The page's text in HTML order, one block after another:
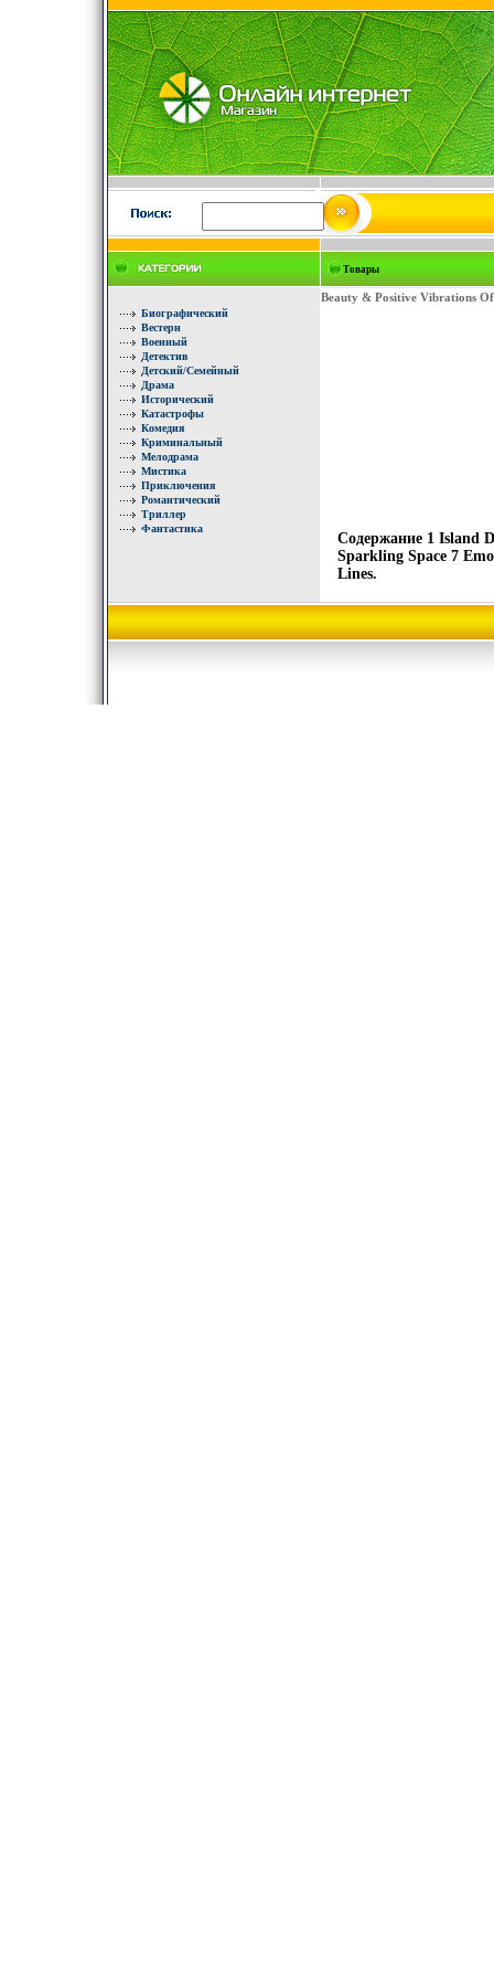
Биографический
Вестерн
Военный
Детектив
Детский/Семейный
Драма
Исторический
Катастрофы
Комедия
Криминальный
Мелодрама
Мистика
Приключения
Романтический
Триллер
Фантастика
Товары
Beauty & Positive Vibrations Of
Содержание 1 Island
Sparkling Space 7
Lines.